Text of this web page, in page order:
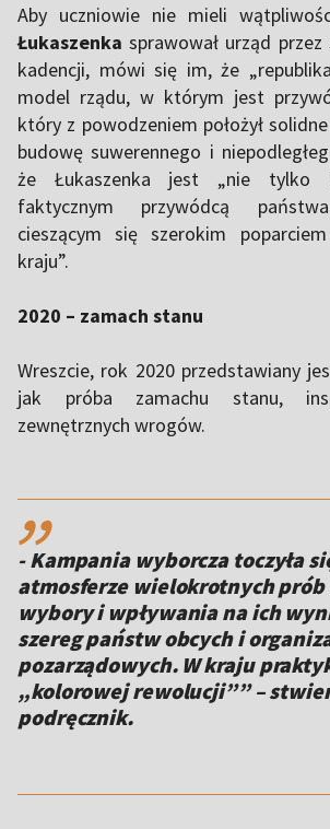
Aby uczniowie nie mieli
Łukaszenka sprawował urząd
kadencji, mówi się im, że
model rządu, w którym jest
który z powodzeniem położył
budowę suwerennego i
że Łukaszenka jest „nie tylko
faktycznym przywódcą
cieszącym się szerokim
kraju”.
2020 – zamach stanu
Wreszcie, rok 2020 przedstawiany
jak próba zamachu stanu,
zewnętrznych wrogów.
,,
- Kampania wyborcza toczyła
atmosferze wielokrotnych
wybory i wpływania na ich
szereg państw obcych i
pozarządowych. W kraju
„kolorowej rewolucji”” –
podręcznik.